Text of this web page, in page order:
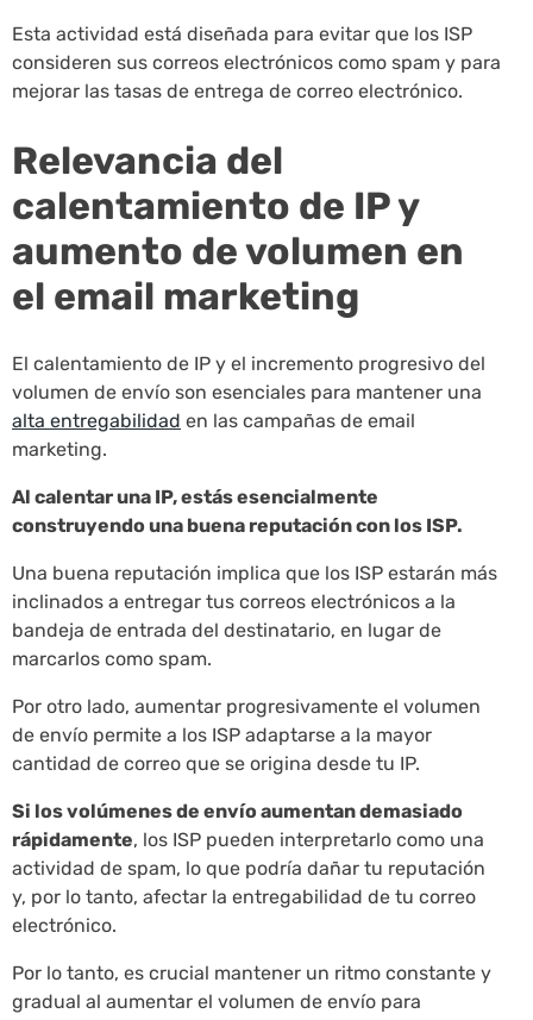
Esta actividad está diseñada para evitar que los ISP
consideren sus correos electrónicos como spam y para
mejorar las tasas de entrega de correo electrónico.
Relevancia del
calentamiento de IP y
aumento de volumen en
el email marketing
El calentamiento de IP y el incremento progresivo del
volumen de envío son esenciales para mantener una
alta entregabilidad en las campañas de email
marketing.
Al calentar una IP, estás esencialmente
construyendo una buena reputación con los ISP.
Una buena reputación implica que los ISP estarán más
inclinados a entregar tus correos electrónicos a la
bandeja de entrada del destinatario, en lugar de
marcarlos como spam.
Por otro lado, aumentar progresivamente el volumen
de envío permite a los ISP adaptarse a la mayor
cantidad de correo que se origina desde tu IP.
Si los volúmenes de envío aumentan demasiado
rápidamente, los ISP pueden interpretarlo como una
actividad de spam, lo que podría dañar tu reputación
y, por lo tanto, afectar la entregabilidad de tu correo
electrónico.
Por lo tanto, es crucial mantener un ritmo constante y
gradual al aumentar el volumen de envío para